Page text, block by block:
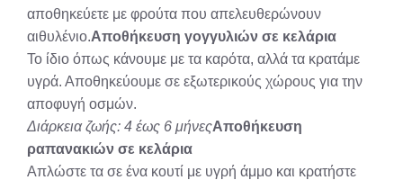
αποθηκεύετε με φρούτα που απελευθερώνουν
αιθυλένιο.Αποθήκευση γογγυλιών σε κελάρια
Το ίδιο όπως κάνουμε με τα καρότα, αλλά τα κρατάμε
υγρά. Αποθηκεύουμε σε εξωτερικούς χώρους για την
αποφυγή οσμών.
Διάρκεια ζωής: 4 έως 6 μήνεςΑποθήκευση
ραπανακιών σε κελάρια
Απλώστε τα σε ένα κουτί με υγρή άμμο και κρατήστε